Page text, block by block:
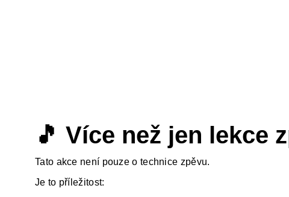
🎵 Více než jen lekce
Tato akce není pouze o technice zpěvu.
Je to příležitost: